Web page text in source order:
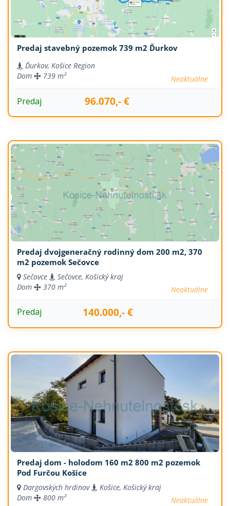
Predaj stavebný pozemok 739 m2 Ďurkov
Ďurkov, Košice Region
Dom
Neaktuálne
739 m²
Predaj 96.070,- €
Predaj dvojgeneračný rodinný dom 200 m2, 370
m2 pozemok Sečovce
Sečovce
Sečovce, Košický kraj
Dom
Neaktuálne
370 m²
Predaj 140.000,- €
Predaj dom - holodom 160 m2 800 m2 pozemok
Pod Furčou Košice
Dargovských hrdinov
Košice, Košický kraj
Dom
Neaktuálne
800 m²